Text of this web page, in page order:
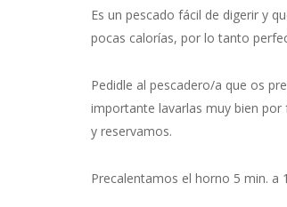
Es un pescado fácil de digerir y
pocas calorías, por lo tanto
Pedidle al pescadero/a que os
importante lavarlas muy bien
y reservamos.
Precalentamos el horno 5 min. a